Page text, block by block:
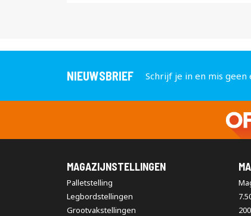
NIEUWSBRIEF Schrijf je in en mis
MAGAZIJNSTELLINGEN
Palletstelling
Legbordstellingen
Grootvakstellingen